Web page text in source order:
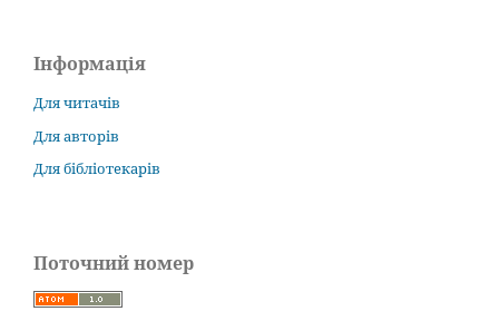
Інформація
Для читачів
Для авторів
Для бібліотекарів
Поточний номер